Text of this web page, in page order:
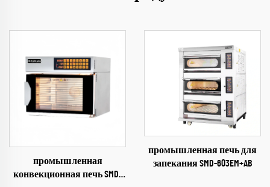
промышленная
конвекционная печь SMD-
промышленная печь для
запекания SMD-603EM+AB